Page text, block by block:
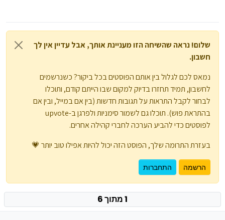
שלום! נראה שהשיחה הזו מעניינת אותך, אבל עדיין אין לך
חשבון.
נמאס לכם לגלול בין אותם הפוסטים בכל ביקור? כשנרשמים
לחשבון, תמיד תחזרו בדיוק למקום שבו הייתם קודם, ותוכלו
לבחור לקבל התראות על תגובות חדשות (בין אם במייל, ובין אם
בהתראת פוש). תוכלו גם לשמור סימניות ולפרגן ב-upvote
לפוסטים כדי להביע הערכה לחברי קהילה אחרים.
בעזרת התרומה שלך, הפוסט הזה יכול להיות אפילו טוב יותר 💗
הרשמה התחברות
1 מתוך 6